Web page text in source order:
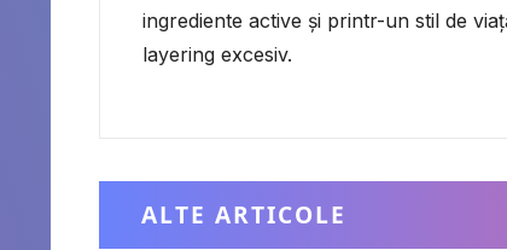
ingrediente active și printr-un stil de
layering excesiv.
ALTE ARTICOLE